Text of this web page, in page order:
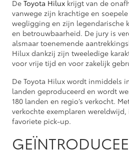
De Toyota Hilux krijgt van de
vanwege zijn krachtige en
wegligging en zijn legendarische
en betrouwbaarheid. De jury is
alsmaar toenemende
Hilux dankzij zijn tweeledige
voor vrije tijd en voor zakelijk
De Toyota Hilux wordt inmiddels
landen geproduceerd en wordt
180 landen en regio’s verkocht.
verkochte exemplaren wereldwijd,
favoriete pick-up.